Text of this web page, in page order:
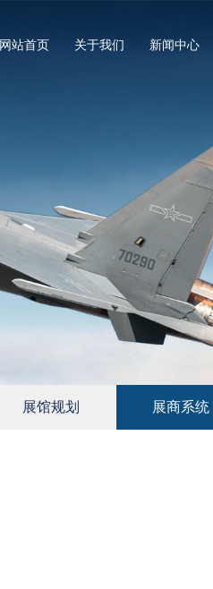
网站首页 关于我们 新闻中心
展馆规划 展商系统